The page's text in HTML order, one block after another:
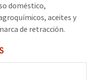
doméstico,
aceites y
de retracción.